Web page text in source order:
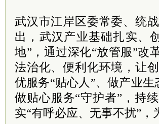
武汉市江岸区委常委、统
出，武汉产业基础扎实、
地”，通过深化“放管服”改
法治化、便利化环境，让
优服务“贴心人”、做产业
做贴心服务“守护者”，持
实“有呼必应、无事不扰”，